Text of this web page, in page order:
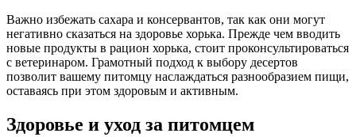
Важно избежать сахара и консервантов, так как они могут
негативно сказаться на здоровье хорька. Прежде чем вводить
новые продукты в рацион хорька, стоит проконсультироваться
с ветеринаром. Грамотный подход к выбору десертов
позволит вашему питомцу наслаждаться разнообразием пищи,
оставаясь при этом здоровым и активным.
Здоровье и уход за питомцем